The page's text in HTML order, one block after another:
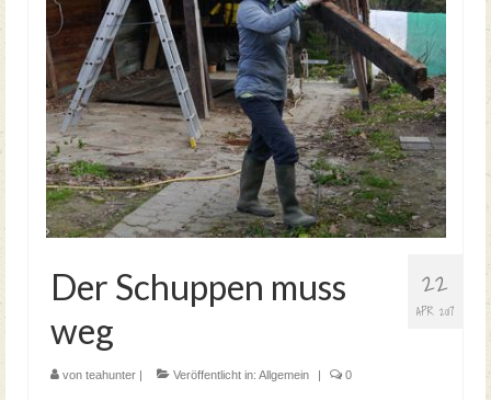
22
APR. 2017
Der Schuppen muss
weg
von teahunter | Veröffentlicht in: Allgemein | 0